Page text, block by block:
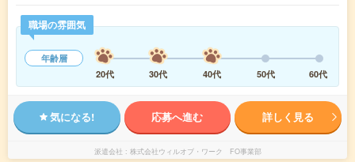
職場の雰囲気
年齢層
20代
30代 40代 50代 60代
気になる! 応募へ進む 詳しく見る
派遣会社 株式会社ウィルオブ・ワーク FO事業部